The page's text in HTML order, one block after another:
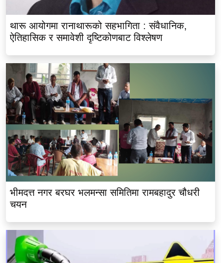
थारू आयोगमा रानाथारूको सहभागिता : संवैधानिक,
ऐतिहासिक र समावेशी दृष्टिकोणबाट विश्लेषण
भीमदत्त नगर बरघर भलमन्सा समितिमा रामबहादुर चौधरी
चयन